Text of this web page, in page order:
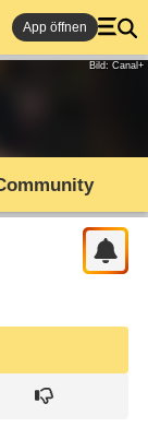
App öffnen
Bild: Canal+